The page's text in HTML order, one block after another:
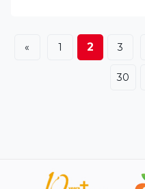
大醫學院教授莫樹錦擔任主
« 1 2 3
30